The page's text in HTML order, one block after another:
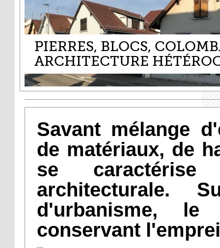
PIERRES, BLOCS,
ARCHITECTURE
Savant mélange
de matériaux, de
se
architecturale.
d'urbanisme,
conservant